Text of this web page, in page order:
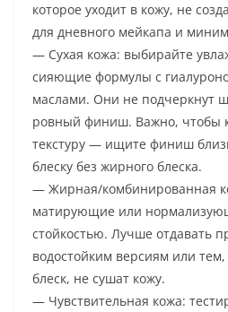
которое уходит в кожу, не
для дневного мейкапа и
— Сухая кожа: выбирайте
сияющие формулы с
маслами. Они не подчеркнут
ровный финиш. Важно, чтобы
текстуру — ищите финиш
блеску без жирного блеска.
— Жирная/комбинированная
матирующие или
стойкостью. Лучше отдавать
водостойким версиям или
блеск, не сушат кожу.
— Чувствительная кожа: